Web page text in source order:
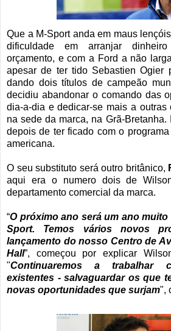
Que a M-Sport anda em maus
dificuldade em arranjar
orçamento, e com a Ford a não
apesar de ter tido Sebastien Ogier
dando dois títulos de campeão
decidiu abandonar o comando das
dia-a-dia e dedicar-se mais a outras
na sede da marca, na Grã-
depois de ter ficado com o
americana.
O seu substituto será outro britânico,
aqui era o numero dois de
departamento comercial da marca.
“O próximo ano será um ano muito
Sport. Temos vários novos
lançamento do nosso Centro de
Hall”, começou por explicar
"Continuaremos a trabalhar
existentes - salvaguardar os que
novas oportunidades que surjam",